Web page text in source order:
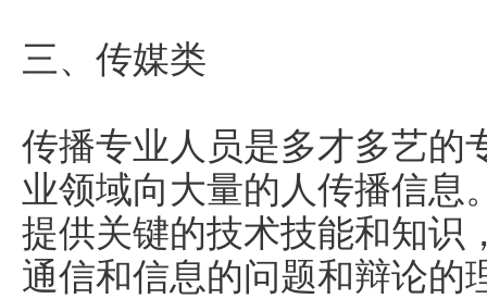
三、传媒类
传播专业人员是多才多艺的
业领域向大量的人传播信息
提供关键的技术技能和知识
通信和信息的问题和辩论的